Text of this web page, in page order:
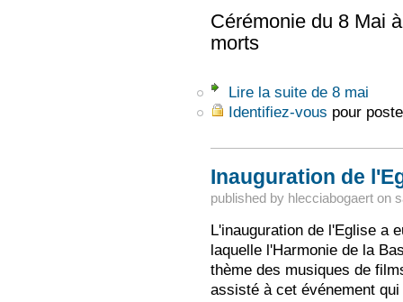
Cérémonie du 8 Mai
morts
Lire la suitede 8 mai
Identifiez-vous pour
Inauguration de
published by hlecciabogaerton
L'inauguration de l'Eglise a
laquelle l'Harmonie de la
thème des musiques de
assisté à cet événement